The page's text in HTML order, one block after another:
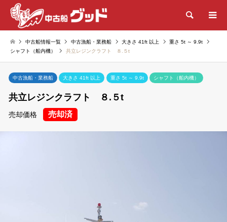
検索
中古船情報一覧 中古漁船・業務船 大きさ 41ft 以上
重さ 5t ～ 9.9t
シャフト（船内機）
共立レジンクラフト ８.５t
中古漁船・業務船 大きさ 41ft 以上 重さ 5t ～ 9.9t シャフト（船内機）
共立レジンクラフト ８.５t
売却価格 売却済